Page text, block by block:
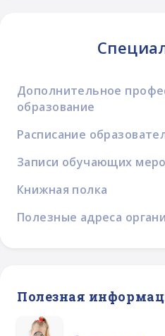
Дополнительное
образование
Расписание
Записи обучающих
Книжная полка
Полезные адреса
Полезная